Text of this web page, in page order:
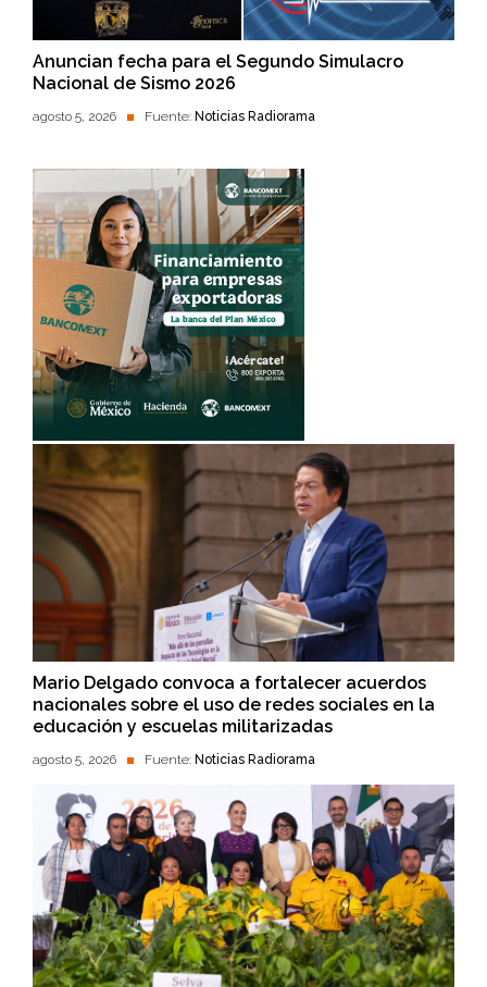
Anuncian fecha para el Segundo Simulacro
Nacional de Sismo 2026
agosto 5, 2026 Fuente: Noticias Radiorama
Mario Delgado convoca a fortalecer acuerdos
nacionales sobre el uso de redes sociales en la
educación y escuelas militarizadas
agosto 5, 2026 Fuente: Noticias Radiorama